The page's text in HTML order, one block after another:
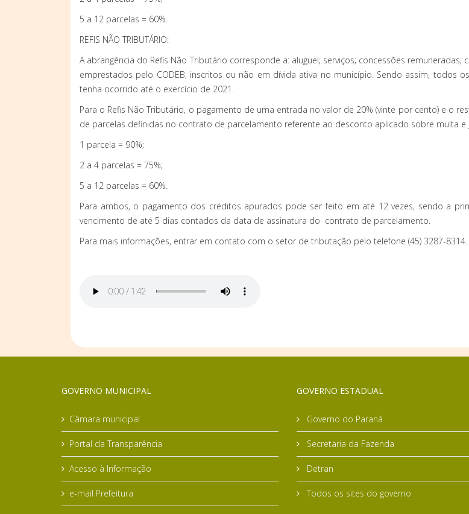
5 a 12 parcelas = 60%.
REFIS NÃO TRIBUTÁRIO:
A abrangência do Refis Não Tributário corresponde a: aluguel; serviços; concessões
emprestados pelo CODEB, inscritos ou não em dívida ativa no município. Sendo assim,
tenha ocorrido até o exercício de 2021.
Para o Refis Não Tributário, o pagamento de uma entrada no valor de 20% (vinte por cento) e o
de parcelas definidas no contrato de parcelamento referente ao desconto aplicado sobre multa e
1 parcela = 90%;
2 a 4 parcelas = 75%;
5 a 12 parcelas = 60%.
Para ambos, o pagamento dos créditos apurados pode ser feito em até 12 vezes, sendo a
vencimento de até 5 dias contados da data de assinatura do contrato de parcelamento.
Para mais informações, entrar em contato com o setor de tributação pelo telefone (45) 3287-8314.
GOVERNO MUNICIPAL
Câmara municipal
Portal da Transparência
Acesso à Informação
e-mail Prefeitura
GOVERNO ESTADUAL
Governo do Paraná
Secretaria da Fazenda
Detran
Todos os sites do governo